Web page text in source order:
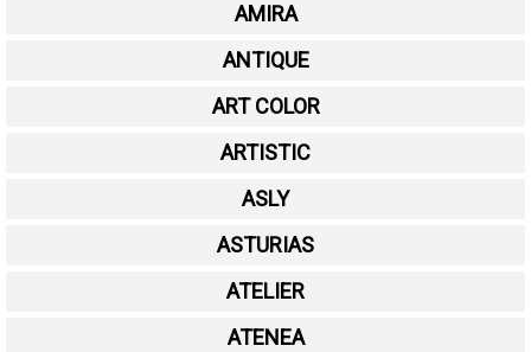
AMIRA
ANTIQUE
ART COLOR
ARTISTIC
ASLY
ASTURIAS
ATELIER
ATENEA